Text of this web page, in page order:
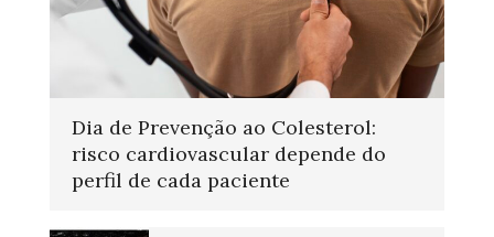
Dia de Prevenção ao Colesterol:
risco cardiovascular depende do
perfil de cada paciente